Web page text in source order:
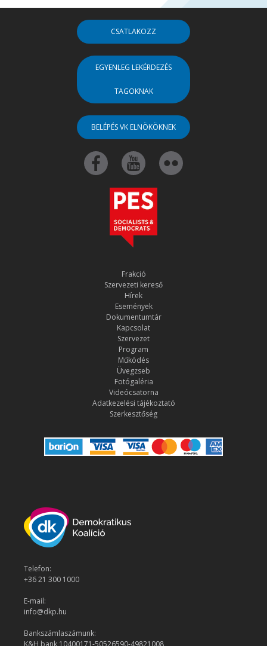
CSATLAKOZZ
EGYENLEG LEKÉRDEZÉS
TAGOKNAK
BELÉPÉS VK ELNÖKÖKNEK
Frakció
Szervezeti kereső
Hírek
Események
Dokumentumtár
Kapcsolat
Szervezet
Program
Működés
Üvegzseb
Fotógaléria
Videócsatorna
Adatkezelési tájékoztató
Szerkesztőség
Telefon:
+36 21 300 1000
E-mail:
info@dkp.hu
Bankszámlaszámunk:
K&H bank 10400171-50526590-49821008